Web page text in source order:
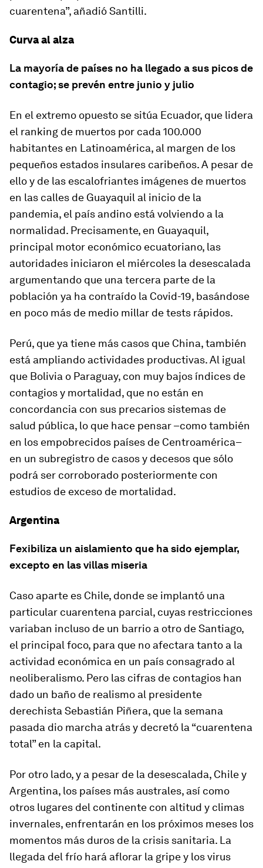
cuarentena”, añadió Santilli.
Curva al alza
La mayoría de países no ha llegado a sus picos de
contagio; se prevén entre junio y julio
En el extremo opuesto se sitúa Ecuador, que lidera
el ranking de muertos por cada 100.000
habitantes en Latinoamérica, al margen de los
pequeños estados insulares caribeños. A pesar de
ello y de las escalofriantes imágenes de muertos
en las calles de Guayaquil al inicio de la
pandemia, el país andino está volviendo a la
normalidad. Precisamente, en Guayaquil,
principal motor económico ecuatoriano, las
autoridades iniciaron el miércoles la desescalada
argumentando que una tercera parte de la
población ya ha contraído la Covid-19, basándose
en poco más de medio millar de tests rápidos.
Perú, que ya tiene más casos que China, también
está ampliando actividades productivas. Al igual
que Bolivia o Paraguay, con muy bajos índices de
contagios y mortalidad, que no están en
concordancia con sus precarios sistemas de
salud pública, lo que hace pensar –como también
en los empobrecidos países de Centroamérica–
en un subregistro de casos y decesos que sólo
podrá ser corroborado posteriormente con
estudios de exceso de mortalidad.
Argentina
Fexibiliza un aislamiento que ha sido ejemplar,
excepto en las villas miseria
Caso aparte es Chile, donde se implantó una
particular cuarentena parcial, cuyas restricciones
variaban incluso de un barrio a otro de Santiago,
el principal foco, para que no afectara tanto a la
actividad económica en un país consagrado al
neoliberalismo. Pero las cifras de contagios han
dado un baño de realismo al presidente
derechista Sebastián Piñera, que la semana
pasada dio marcha atrás y decretó la “cuarentena
total” en la capital.
Por otro lado, y a pesar de la desescalada, Chile y
Argentina, los países más australes, así como
otros lugares del continente con altitud y climas
invernales, enfrentarán en los próximos meses los
momentos más duros de la crisis sanitaria. La
llegada del frío hará aflorar la gripe y los virus